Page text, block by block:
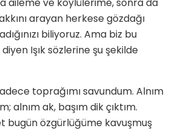
aileme ve köylülerime, sonra da
arayan herkese gözdağı
biliyoruz. Ama biz bu
Işık sözlerine şu şekilde
toprağımı savundum. Alnım
alnım ak, başım dik çıktım.
bugün özgürlüğüme kavuşmuş